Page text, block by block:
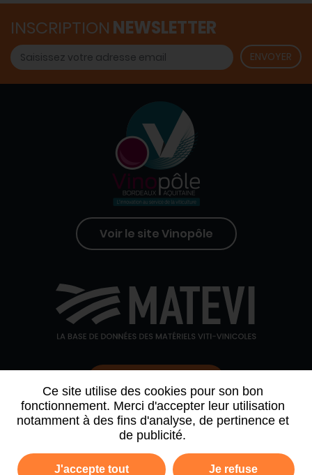
Ce site utilise des cookies pour son bon
fonctionnement. Merci d'accepter leur utilisation
notamment à des fins d'analyse, de pertinence et
de publicité.
J'accepte tout Je refuse
INSCRIPTION NEWSLETTER
Voir le site Vinopôle
QUI SOMMES-NOUS AGENDA
ARCHIVE NEWSLETTER